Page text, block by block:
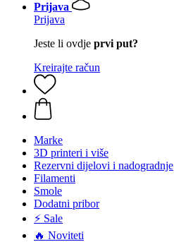
Prijava
Prijava
Jeste li ovdje prvi put?
Kreirajte račun
Marke
3D printeri i više
Rezervni dijelovi i nadogradnje
Filamenti
Smole
Dodatni pribor
⚡ Sale
🔥 Noviteti